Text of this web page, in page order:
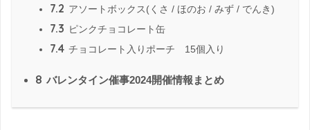
7.2 アソートボックス(くさ / ほのお / みず / でんき)
7.3 ピンクチョコレート缶
7.4 チョコレート入りポーチ 15個入り
8 バレンタイン催事2024開催情報まとめ